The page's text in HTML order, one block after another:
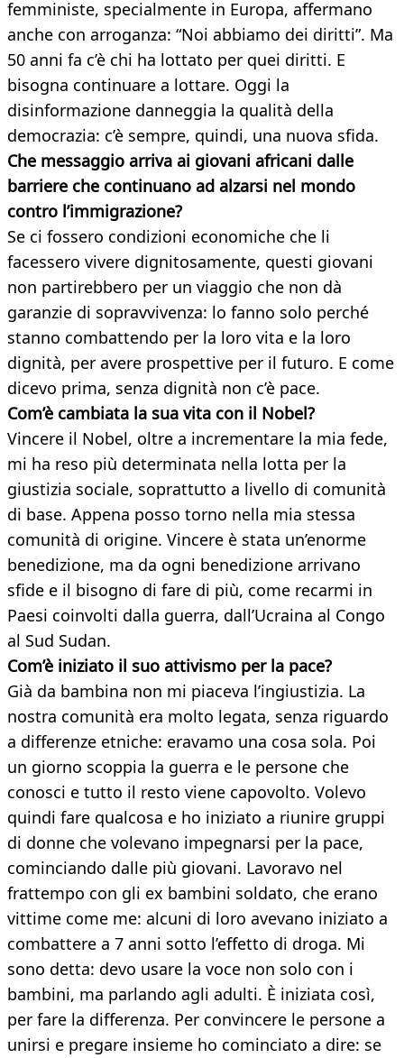
femministe, specialmente in Europa, affermano
anche con arroganza: “Noi abbiamo dei diritti”. Ma
50 anni fa c’è chi ha lottato per quei diritti. E
bisogna continuare a lottare. Oggi la
disinformazione danneggia la qualità della
democrazia: c’è sempre, quindi, una nuova sfida.
Che messaggio arriva ai giovani africani dalle
barriere che continuano ad alzarsi nel mondo
contro l’immigrazione?
Se ci fossero condizioni economiche che li
facessero vivere dignitosamente, questi giovani
non partirebbero per un viaggio che non dà
garanzie di sopravvivenza: lo fanno solo perché
stanno combattendo per la loro vita e la loro
dignità, per avere prospettive per il futuro. E come
dicevo prima, senza dignità non c’è pace.
Com’è cambiata la sua vita con il Nobel?
Vincere il Nobel, oltre a incrementare la mia fede,
mi ha reso più determinata nella lotta per la
giustizia sociale, soprattutto a livello di comunità
di base. Appena posso torno nella mia stessa
comunità di origine. Vincere è stata un’enorme
benedizione, ma da ogni benedizione arrivano
sfide e il bisogno di fare di più, come recarmi in
Paesi coinvolti dalla guerra, dall’Ucraina al Congo
al Sud Sudan.
Com’è iniziato il suo attivismo per la pace?
Già da bambina non mi piaceva l’ingiustizia. La
nostra comunità era molto legata, senza riguardo
a differenze etniche: eravamo una cosa sola. Poi
un giorno scoppia la guerra e le persone che
conosci e tutto il resto viene capovolto. Volevo
quindi fare qualcosa e ho iniziato a riunire gruppi
di donne che volevano impegnarsi per la pace,
cominciando dalle più giovani. Lavoravo nel
frattempo con gli ex bambini soldato, che erano
vittime come me: alcuni di loro avevano iniziato a
combattere a 7 anni sotto l’effetto di droga. Mi
sono detta: devo usare la voce non solo con i
bambini, ma parlando agli adulti. È iniziata così,
per fare la differenza. Per convincere le persone a
unirsi e pregare insieme ho cominciato a dire: se